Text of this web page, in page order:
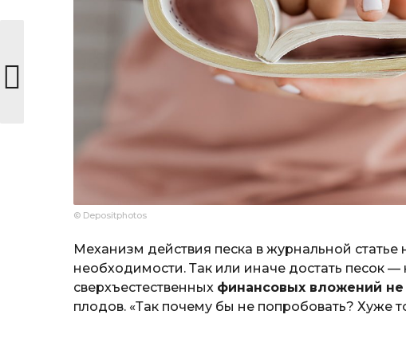
© Depositphotos
Механизм действия песка в журнальной
необходимости. Так или иначе достать песок
сверхъестественных финансовых вложений не
плодов. «Так почему бы не попробовать? Хуже